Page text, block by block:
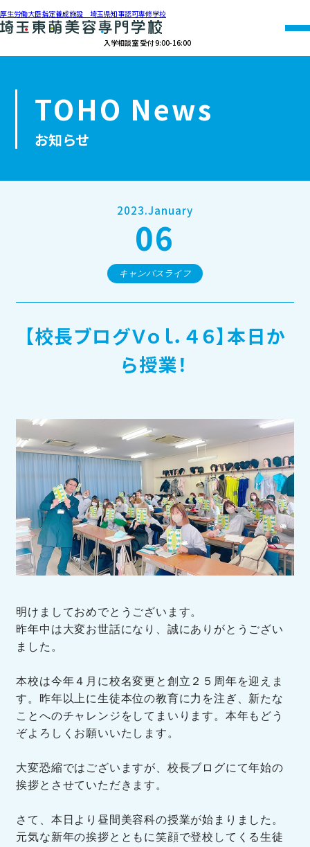
厚生労働大臣指定養成施設 埼玉県知事認可専修学校
入学相談室 受付 9:00-16:00
アクセス 資料請求
学校紹介
学科紹介
オープンキャンパス・個別相談
訪問者別メニュー
TOHOブログ
TOHO News
お知らせ
2023.January
06
キャンパスライフ
【校長ブログＶｏｌ．４６】本日か
ら授業！
明けましておめでとうございます。
昨年中は大変お世話になり、誠にありがとうござい
ました。
本校は今年４月に校名変更と創立２５周年を迎えま
す。昨年以上に生徒本位の教育に力を注ぎ、新たな
ことへのチャレンジをしてまいります。本年もどう
ぞよろしくお願いいたします。
大変恐縮ではございますが、校長ブログにて年始の
挨拶とさせていただきます。
さて、本日より昼間美容科の授業が始まりました。
元気な新年の挨拶とともに笑顔で登校してくる生徒